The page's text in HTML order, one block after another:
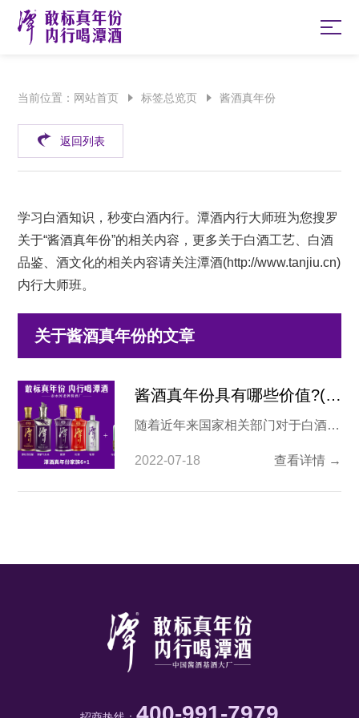
当前位置： 网站首页 标签总览页 酱酒真年份
返回列表
学习白酒知识，秒变白酒内行。潭酒内行大师班为您搜罗
关于“酱酒真年份”的相关内容，更多关于白酒工艺、白酒
品鉴、酒文化的相关内容请关注潭酒(http://www.tanjiu.cn)
内行大师班。
关于酱酒真年份的文章
酱酒真年份具有哪些价值?(真实年份老酱酒具有哪些价值)
随着近年来国家相关部门对于白酒行
全的《白酒年份酒团体标准
T/CBJ2101-2019》正式出台，“喝酒
2022-07-18 查看详情 →